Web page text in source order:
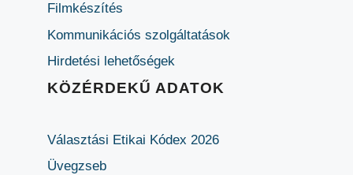
Filmkészítés
Kommunikációs szolgáltatások
Hirdetési lehetőségek
KÖZÉRDEKŰ ADATOK
Választási Etikai Kódex 2026
Üvegzseb